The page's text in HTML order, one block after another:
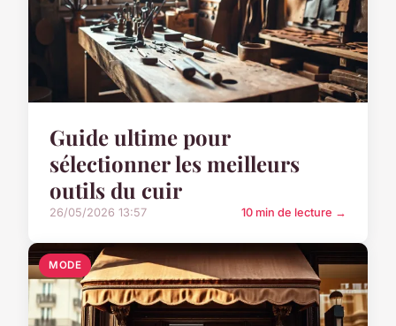
Guide ultime pour
sélectionner les meilleurs
outils du cuir
26/05/2026 13:57 10 min de lecture →
MODE